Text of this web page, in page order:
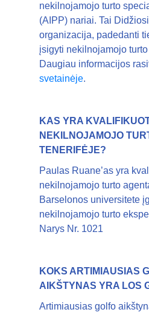
nekilnojamojo turto
(AIPP) nariai. Tai
organizacija, padedanti
įsigyti nekilnojamojo
Daugiau informacijos
svetainėje.
KAS YRA
NEKILNOJAMOJO
TENERIFĖJE?
Paulas Ruane’as yra
nekilnojamojo turto
Barselonos universitete
nekilnojamojo turto
Narys Nr. 1021
KOKS ARTIMIAUSIAS
AIKŠTYNAS YRA LOS
Artimiausias golfo